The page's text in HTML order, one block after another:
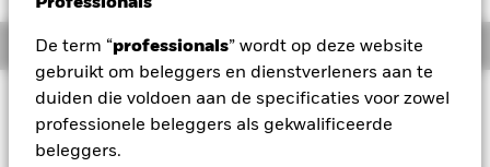
De term “professionals” wordt op deze website
gebruikt om beleggers en dienstverleners aan te
duiden die voldoen aan de specificaties voor zowel
professionele beleggers als gekwalificeerde
beleggers.
Overzicht
Beleggingsdoel
Het Fonds streeft via een combinatie van kapitaalgroei en
opbrengsten naar een rendement op uw belegging dat